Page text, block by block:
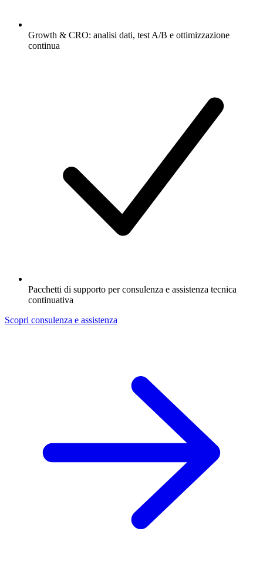
Growth & CRO: analisi dati, test A/B e ottimizzazione
continua
Pacchetti di supporto per consulenza e assistenza tecnica
continuativa
Scopri consulenza e assistenza